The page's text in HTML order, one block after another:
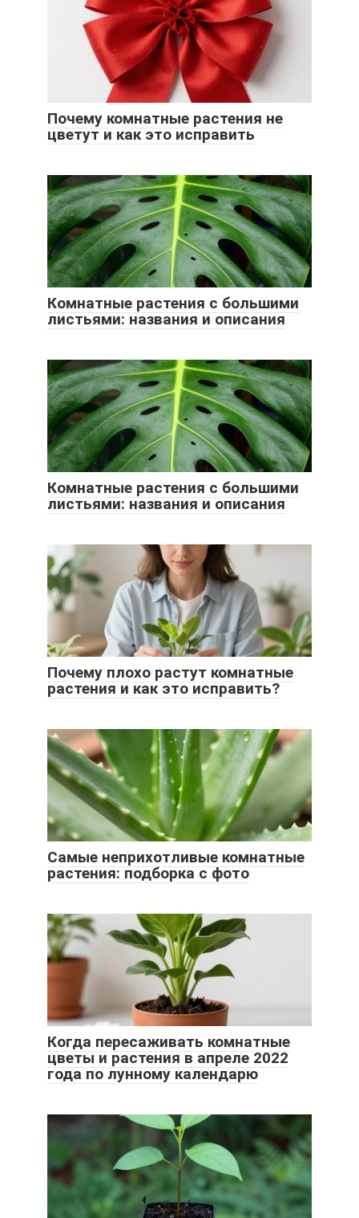
Почему комнатные растения не
цветут и как это исправить
Комнатные растения с большими
листьями: названия и описания
Комнатные растения с большими
листьями: названия и описания
Почему плохо растут комнатные
растения и как это исправить?
Самые неприхотливые комнатные
растения: подборка с фото
Когда пересаживать комнатные
цветы и растения в апреле 2022
года по лунному календарю